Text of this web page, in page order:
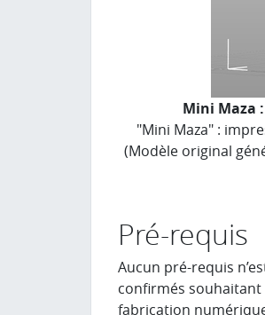
Mini Maza
"Mini Maza" :
(Modèle original
Pré-requis
Aucun pré-requis
confirmés souhaitant
fabrication